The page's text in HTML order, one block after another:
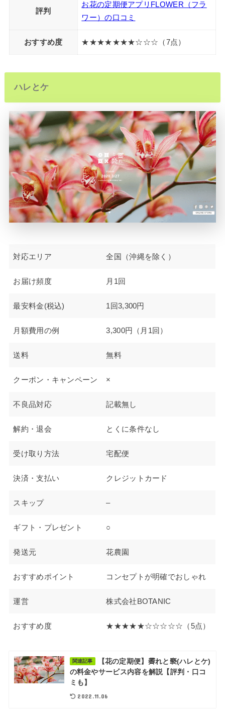
評判
お花の定期便アプリFLOWER（フラ
ワー）の口コミ
おすすめ度 ★★★★★★★☆☆☆（7点）
ハレとケ
対応エリア 全国（沖縄を除く）
お届け頻度 月1回
最安料金(税込) 1回3,300円
月額費用の例 3,300円（月1回）
送料 無料
クーポン・キャンペーン ×
不良品対応 記載無し
解約・退会 とくに条件なし
受け取り方法 宅配便
決済・支払い クレジットカード
スキップ –
ギフト・プレゼント ○
発送元 花農園
おすすめポイント コンセプトが明確でおしゃれ
運営 株式会社BOTANIC
おすすめ度 ★★★★★☆☆☆☆☆（5点）
関連記事
【花の定期便】霽れと褻(ハレとケ)
の料金やサービス内容を解説【評判・口コ
ミも】
2022.11.06